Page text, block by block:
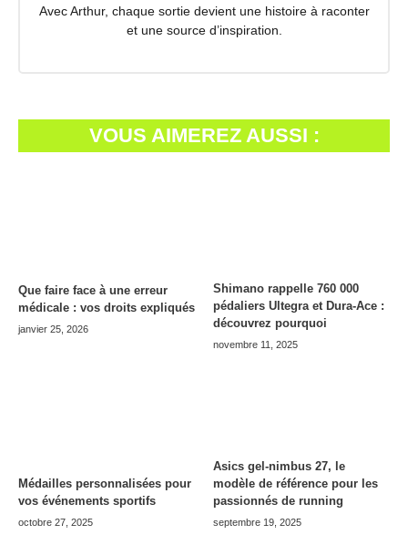
Avec Arthur, chaque sortie devient une histoire à raconter
et une source d’inspiration.
VOUS AIMEREZ AUSSI :
Que faire face à une erreur
médicale : vos droits expliqués
janvier 25, 2026
Shimano rappelle 760 000
pédaliers Ultegra et Dura-Ace :
découvrez pourquoi
novembre 11, 2025
Médailles personnalisées pour
vos événements sportifs
octobre 27, 2025
Asics gel-nimbus 27, le
modèle de référence pour les
passionnés de running
septembre 19, 2025